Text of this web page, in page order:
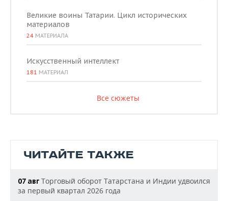
Великие воины Татарии. Цикл исторических
материалов
24 МАТЕРИАЛА
Искусственный интеллект
181 МАТЕРИАЛ
Все сюжеты
ЧИТАЙТЕ ТАКЖЕ
07 авг Торговый оборот Татарстана и Индии удвоился
за первый квартал 2026 года